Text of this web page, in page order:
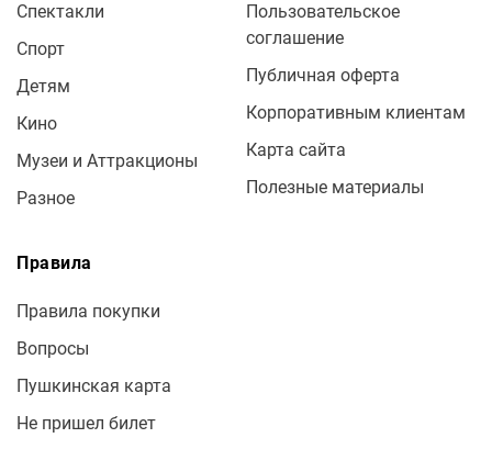
Спектакли
Спорт
Детям
Кино
Музеи и Аттракционы
Разное
Пользовательское
соглашение
Публичная оферта
Корпоративным клиентам
Карта сайта
Полезные материалы
Правила
Правила покупки
Вопросы
Пушкинская карта
Не пришел билет